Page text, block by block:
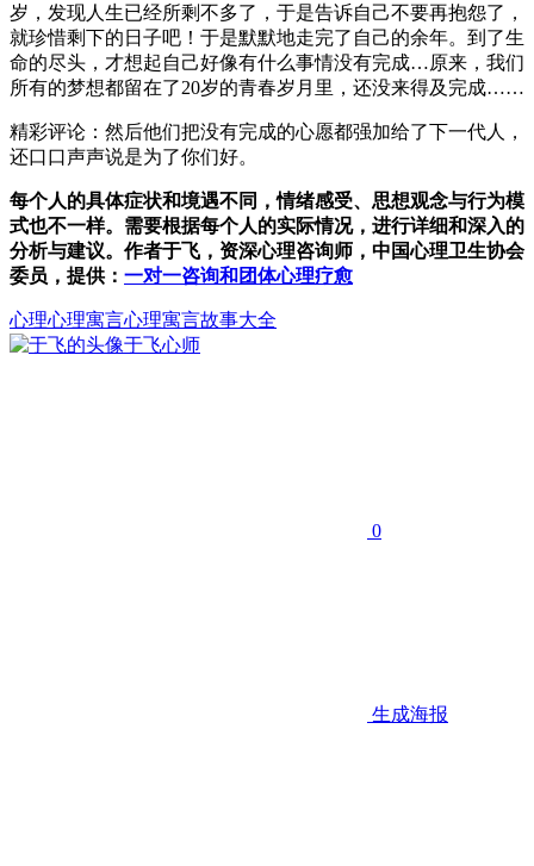
岁，发现人生已经所剩不多了，于是告诉自己不要再抱怨了，
就珍惜剩下的日子吧！于是默默地走完了自己的余年。到了生
命的尽头，才想起自己好像有什么事情没有完成…原来，我们
所有的梦想都留在了20岁的青春岁月里，还没来得及完成……
精彩评论：然后他们把没有完成的心愿都强加给了下一代人，
还口口声声说是为了你们好。
每个人的具体症状和境遇不同，情绪感受、思想观念与行为模
式也不一样。需要根据每个人的实际情况，进行详细和深入的
分析与建议。作者于飞，资深心理咨询师，中国心理卫生协会
委员，提供： 一对一咨询和团体心理疗愈
心理心理寓言心理寓言故事大全
于飞心师
0
生成海报